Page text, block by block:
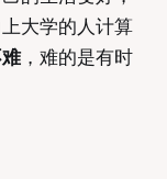
大学的人计算
，难的是有时